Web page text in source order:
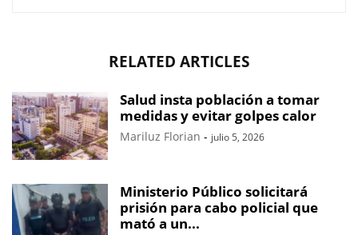
RELATED ARTICLES
Salud insta población a tomar
medidas y evitar golpes calor
Mariluz Florian - julio 5, 2026
Ministerio Público solicitará
prisión para cabo policial que
mató a un...